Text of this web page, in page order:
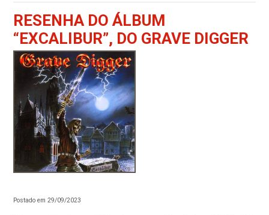
RESENHA DO ÁLBUM
“EXCALIBUR”, DO GRAVE DIGGER
Postado em 29/09/2023